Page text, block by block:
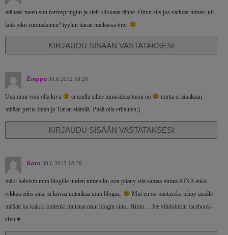
mä taas meen sun formspringiin ja sielt klikkaan tänne :Dmut siis jos vaihdat nimee, nii
laita joku suomalainen? tyyliin tiaran matkassa tmv.
KIRJAUDU SISÄÄN VASTATAKSESI
Emppu 30.6.2012 18:26
Uus nimi vois olla kiva ei mulla sillee nimi-ideaa tosin oo
mutta ei ainakaan
mitään perus Iinan ja Tiaran elämää. Pitää olla erilainen;)
KIRJAUDU SISÄÄN VASTATAKSESI
Karo 30.6.2012 18:39
mäki haluisin mun blogille uuden nimen ku oon pitäny sitä samaa nimeä AINA enkä
tykkää edes siitä, ei kuvaa mitenkää mun blogia..
Mut en oo toistaseks tehny asialle
mitään ku kaikki kuitenki muistaa mun blogin siitä.. Hmm… Jee vihdoinkin facebook-
sivu ♥